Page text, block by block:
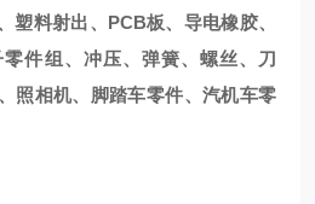
塑料射出、PCB板、导电橡胶、
件组、冲压、弹簧、螺丝、刀
照相机、脚踏车零件、汽机车零